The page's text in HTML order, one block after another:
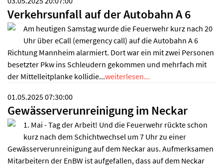
Verkehrsunfall auf der Autobahn A 6
Am heutigen Samstag wurde die Feuerwehr kurz nach 20
Uhr über eCall (emergency call) auf die Autobahn A 6
Richtung Mannheim alarmiert. Dort war ein mit zwei Personen
besetzter Pkw ins Schleudern gekommen und mehrfach mit
der Mittelleitplanke kollidie...weiterlesen...
01.05.2025 07:30:00
Gewässerverunreinigung im Neckar
1. Mai - Tag der Arbeit! Und die Feuerwehr rückte schon
kurz nach dem Schichtwechsel um 7 Uhr zu einer
Gewässerverunreinigung auf dem Neckar aus. Aufmerksamen
Mitarbeitern der EnBW ist aufgefallen, dass auf dem Neckar